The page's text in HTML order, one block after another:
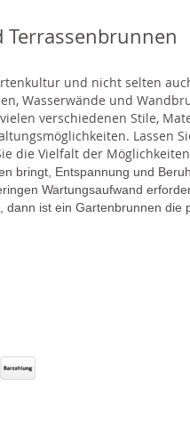
und nicht selten
Wasserwände und
verschiedenen Stile,
Lassen
die Vielfalt der
bringt, Entspannung und
Wartungsaufwand
ist ein Gartenbrunnen die